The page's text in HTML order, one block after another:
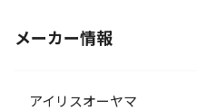
メーカー情報
アイリスオーヤマ